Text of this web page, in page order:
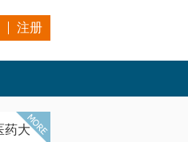
注册
药大